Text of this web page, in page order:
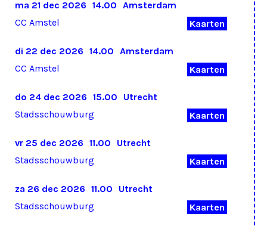
ma 21 dec 2026 14.00 Amsterdam
CC Amstel
Kaarten
di 22 dec 2026 14.00 Amsterdam
CC Amstel
Kaarten
do 24 dec 2026 15.00
Utrecht
Stadsschouwburg
Kaarten
vr 25 dec 2026 11.00
Utrecht
Stadsschouwburg
Kaarten
za 26 dec 2026 11.00
Utrecht
Stadsschouwburg
Kaarten